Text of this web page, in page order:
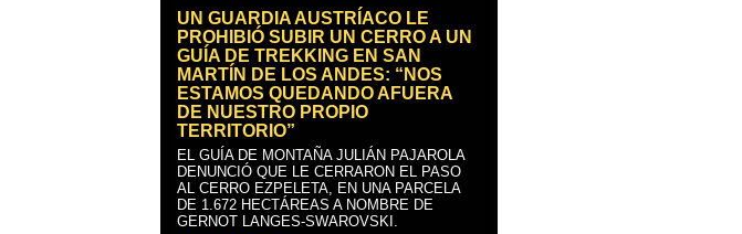
UN GUARDIA AUSTRÍACO LE
PROHIBIÓ SUBIR UN CERRO A UN
GUÍA DE TREKKING EN SAN
MARTÍN DE LOS ANDES: “NOS
ESTAMOS QUEDANDO AFUERA
DE NUESTRO PROPIO
TERRITORIO”
EL GUÍA DE MONTAÑA JULIÁN PAJAROLA
DENUNCIÓ QUE LE CERRARON EL PASO
AL CERRO EZPELETA, EN UNA PARCELA
DE 1.672 HECTÁREAS A NOMBRE DE
GERNOT LANGES-SWAROVSKI.